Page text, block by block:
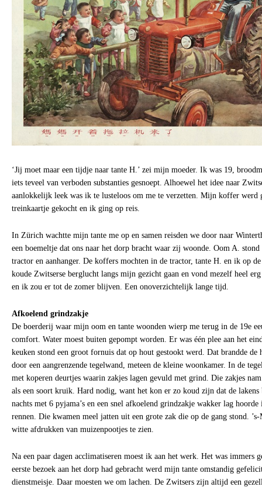
‘Jij moet maar een tijdje naar tante H.’ zei mijn moeder. Ik was 19,
iets teveel van verboden substanties gesnoept. Alhoewel het idee naar
aanlokkelijk leek was ik te lusteloos om me te verzetten. Mijn koffer werd
treinkaartje gekocht en ik ging op reis.
In Zürich wachtte mijn tante me op en samen reisden we door naar
een boemeltje dat ons naar het dorp bracht waar zij woonde. Oom A.
tractor en aanhanger. De koffers mochten in de tractor, tante H. en ik op
koude Zwitserse berglucht langs mijn gezicht gaan en vond mezelf heel
en ik zou er tot de zomer blijven. Een onoverzichtelijk lange tijd.
Afkoelend grindzakje
De boerderij waar mijn oom en tante woonden wierp me terug in de 19e
comfort. Water moest buiten gepompt worden. Er was één plee aan het
keuken stond een groot fornuis dat op hout gestookt werd. Dat brandde de
door een aangrenzende tegelwand, meteen de kleine woonkamer. In de
met koperen deurtjes waarin zakjes lagen gevuld met grind. Die zakjes nam
als een soort kruik. Hard nodig, want het kon er zo koud zijn dat de lakens
nachts met 6 pyjama’s en een snel afkoelend grindzakje wakker lag
rennen. Die kwamen meel jatten uit een grote zak die op de gang stond.
witte afdrukken van muizenpootjes te zien.
Na een paar dagen acclimatiseren moest ik aan het werk. Het was immers
eerste bezoek aan het dorp had gebracht werd mijn tante omstandig
dienstmeisje. Daar moesten we om lachen. De Zwitsers zijn altijd een